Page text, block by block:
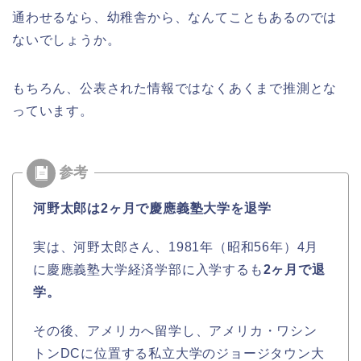
通わせるなら、幼稚舎から、なんてこともあるのでは
ないでしょうか。
もちろん、公表された情報ではなくあくまで推測とな
っています。
河野太郎は2ヶ月で慶應義塾大学を退学
実は、河野太郎さん、1981年（昭和56年）4月
に慶應義塾大学経済学部に入学するも2ヶ月で退
学。
その後、アメリカへ留学し、アメリカ・ワシン
トン DCに位置する私立大学のジョージタウン大